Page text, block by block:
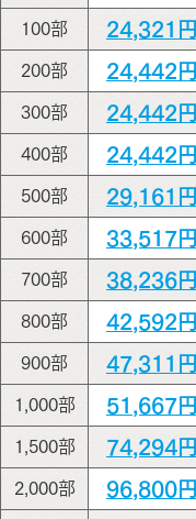
100部 24,321円
200部 24,442円
300部 24,442円
400部 24,442円
500部 29,161円
600部 33,517円
700部 38,236円
800部 42,592円
900部 47,311円
1,000部 51,667円
1,500部 74,294円
2,000部 96,800円